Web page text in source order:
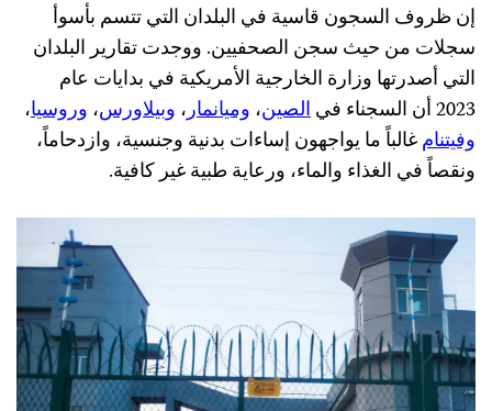
إن ظروف السجون قاسية في البلدان التي تتسم بأسوأ
سجلات من حيث سجن الصحفيين. ووجدت تقارير البلدان
التي أصدرتها وزارة الخارجية الأمريكية في بدايات عام
2023 أن السجناء في
الصين، وميانمار، وبيلاورس، وروسيا،
وفيتنامغالباً ما يواجهون إساءات بدنية وجنسية، وازدحاماً،
ونقصاً في الغذاء والماء، ورعاية طبية غير كافية.